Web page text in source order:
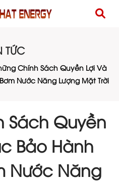
TỨC
Chính Sách Quyền Lợi Và
Nước Năng Lượng Mặt Trời
Sách Quyền
Bảo Hành
Nước Năng